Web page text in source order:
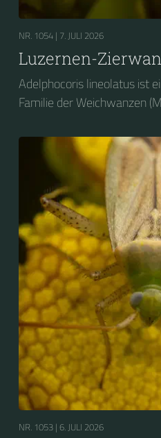
NR. 1054 | 7. JULI 2026
Luzernen-
Adelphocoris lineolatus ist
Familie der Weichwanzen
NR. 1053 | 6. JULI 2026